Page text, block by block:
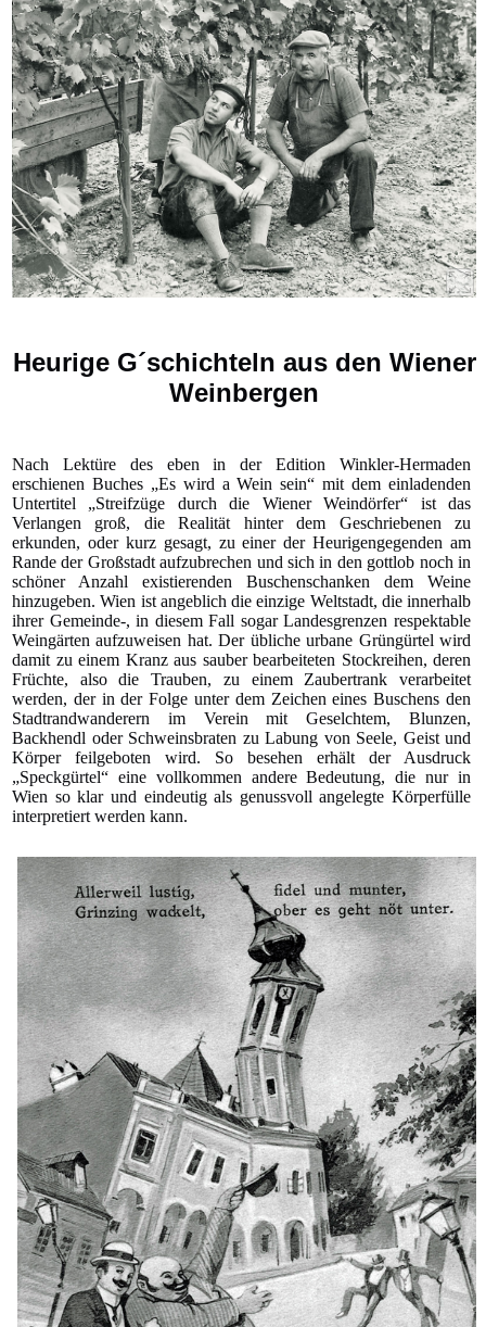
Heurige G´schichteln aus den Wiener
Weinbergen
Nach Lektüre des eben in der Edition Winkler-Hermaden
erschienen Buches „Es wird a Wein sein“ mit dem einladenden
Untertitel „Streifzüge durch die Wiener Weindörfer“ ist das
Verlangen groß, die Realität hinter dem Geschriebenen zu
erkunden, oder kurz gesagt, zu einer der Heurigengegenden am
Rande der Großstadt aufzubrechen und sich in den gottlob noch in
schöner Anzahl existierenden Buschenschanken dem Weine
hinzugeben. Wien ist angeblich die einzige Weltstadt, die innerhalb
ihrer Gemeinde-, in diesem Fall sogar Landesgrenzen respektable
Weingärten aufzuweisen hat. Der übliche urbane Grüngürtel wird
damit zu einem Kranz aus sauber bearbeiteten Stockreihen, deren
Früchte, also die Trauben, zu einem Zaubertrank verarbeitet
werden, der in der Folge unter dem Zeichen eines Buschens den
Stadtrandwanderern im Verein mit Geselchtem, Blunzen,
Backhendl oder Schweinsbraten zu Labung von Seele, Geist und
Körper feilgeboten wird. So besehen erhält der Ausdruck
„Speckgürtel“ eine vollkommen andere Bedeutung, die nur in
Wien so klar und eindeutig als genussvoll angelegte Körperfülle
interpretiert werden kann.